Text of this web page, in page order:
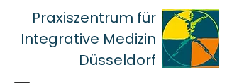
Praxiszentrum für
Integrative Medizin
Düsseldorf